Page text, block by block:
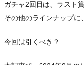
ガチャ2回目は、ラスト
その他のラインナップに
今回は引くべき？